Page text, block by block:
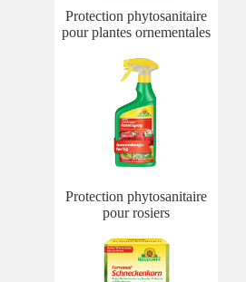
Protection phytosanitaire
pour plantes ornementales
Protection phytosanitaire
pour rosiers